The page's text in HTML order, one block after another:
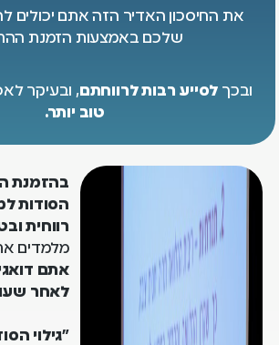
את החיסכון האדיר הזה אתם יכולים
שלכם באמצעות הזמנת
ובכך לסייע רבות לרווחתם, ובעיקר
טוב יותר.
בהזמנת
הסודות
רווחית
מלמדים
אתם
לאחר
"גילוי